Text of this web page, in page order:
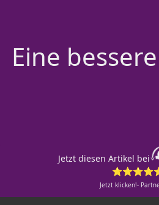
Eine
Jetzt diesen Artikel bei
Jetzt klicken!-